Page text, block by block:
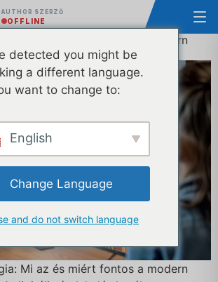
AUTHOR SZERZŐ
OFFLINE
Mi az és miért fontos a modern
Mi az és miért fontos a modern
detected you might be
a different language.
want to change to:
English
Change Language
and do not switch language